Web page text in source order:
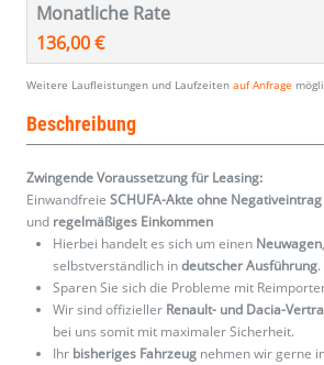
Monatliche Rate
136,00 €
Weitere Laufleistungen und Laufzeiten auf Anfrage
Beschreibung
Zwingende Voraussetzung für Leasing:
Einwandfreie SCHUFA-Akte ohne Negativeintrag
und regelmäßiges Einkommen
Hierbei handelt es sich um einen Neuwagen,
selbstverständlich indeutscher Ausführung.
Sparen Sie sich die Probleme mit
Wir sind offizieller Renault- und Dacia-
bei uns somit mit maximaler Sicherheit.
Ihr bisheriges Fahrzeug nehmen wir gerne